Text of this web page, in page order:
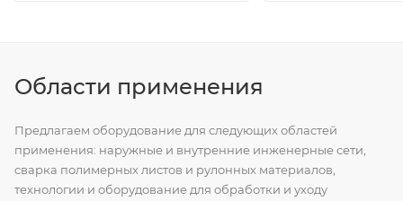
Области применения
Предлагаем оборудование для следующих областей
применения: наружные и внутренние инженерные сети,
сварка полимерных листов и рулонных материалов,
технологии и оборудование для обработки и уходу